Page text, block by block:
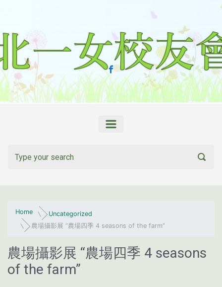
Home
Uncategorized
農場攝影展 “農場四季 4 seasons of the farm”
農場攝影展 “農場四季 4 seasons
of the farm”